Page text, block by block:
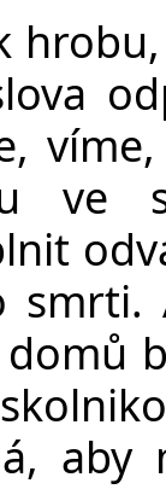
ve
smrti.